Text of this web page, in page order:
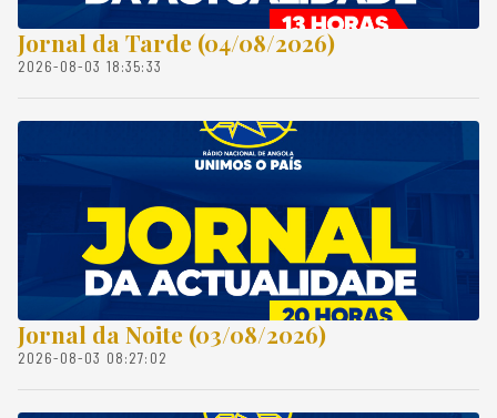
Jornal da Tarde (04/08/2026)
2026-08-03 18:35:33
Jornal da Noite (03/08/2026)
2026-08-03 08:27:02